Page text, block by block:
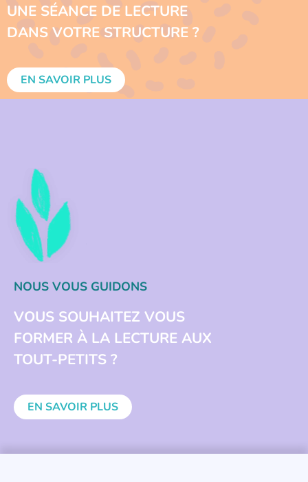
UNE SÉANCE DE LECTURE
DANS VOTRE STRUCTURE ?
EN SAVOIR PLUS
NOUS VOUS GUIDONS
VOUS SOUHAITEZ VOUS
FORMER À LA LECTURE AUX
TOUT-PETITS ?
EN SAVOIR PLUS